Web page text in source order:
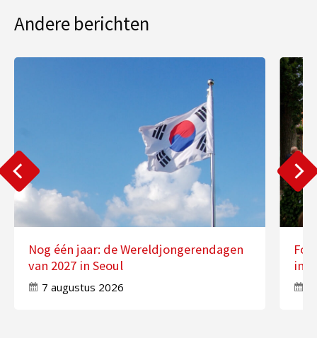
Andere berichten
Nog één jaar: de Wereldjongerendagen
van 2027 in Seoul
7 augustus 2026
in